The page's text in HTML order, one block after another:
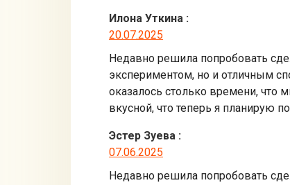
Илона Уткина :
20.07.2025
Недавно решила попробовать
экспериментом, но и отличным
оказалось столько времени,
вкусной, что теперь я планирую
Эстер Зуева :
07.06.2025
Недавно решила попробовать